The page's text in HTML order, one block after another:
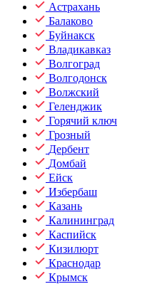
Астрахань
Балаково
Буйнакск
Владикавказ
Волгоград
Волгодонск
Волжский
Геленджик
Горячий ключ
Грозный
Дербент
Домбай
Ейск
Избербаш
Казань
Калининград
Каспийск
Кизилюрт
Краснодар
Крымск